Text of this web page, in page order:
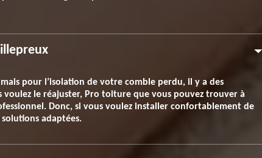
pour l’isolation de votre comble perdu, il y a des
voulez le réajuster, Pro toiture que vous pouvez trouver à
Donc, si vous voulez installer confortablement de
adaptées.